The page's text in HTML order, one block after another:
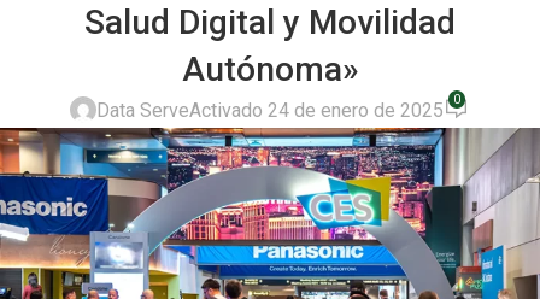
Salud Digital y Movilidad
Autónoma»
Data ServeActivado 24 de enero de 2025 0